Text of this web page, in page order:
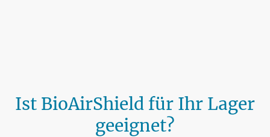
Ist BioAirShield für Ihr Lager
geeignet?